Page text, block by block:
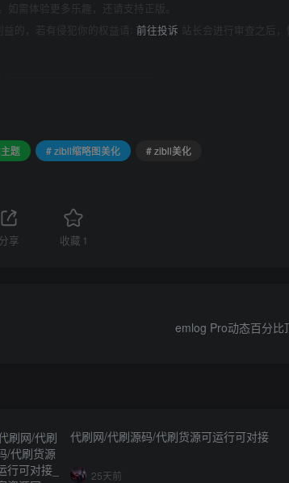
需体验更多乐趣，还请支持正版。
的，若有侵犯你的权益请: 前往投诉 站长会进行审查之后
题 # zibll缩略图美化 # zibll美化
分享 收藏 1
emlog Pro动态百分比
代刷网/代刷源码/代刷货源可运行可对接
25天前